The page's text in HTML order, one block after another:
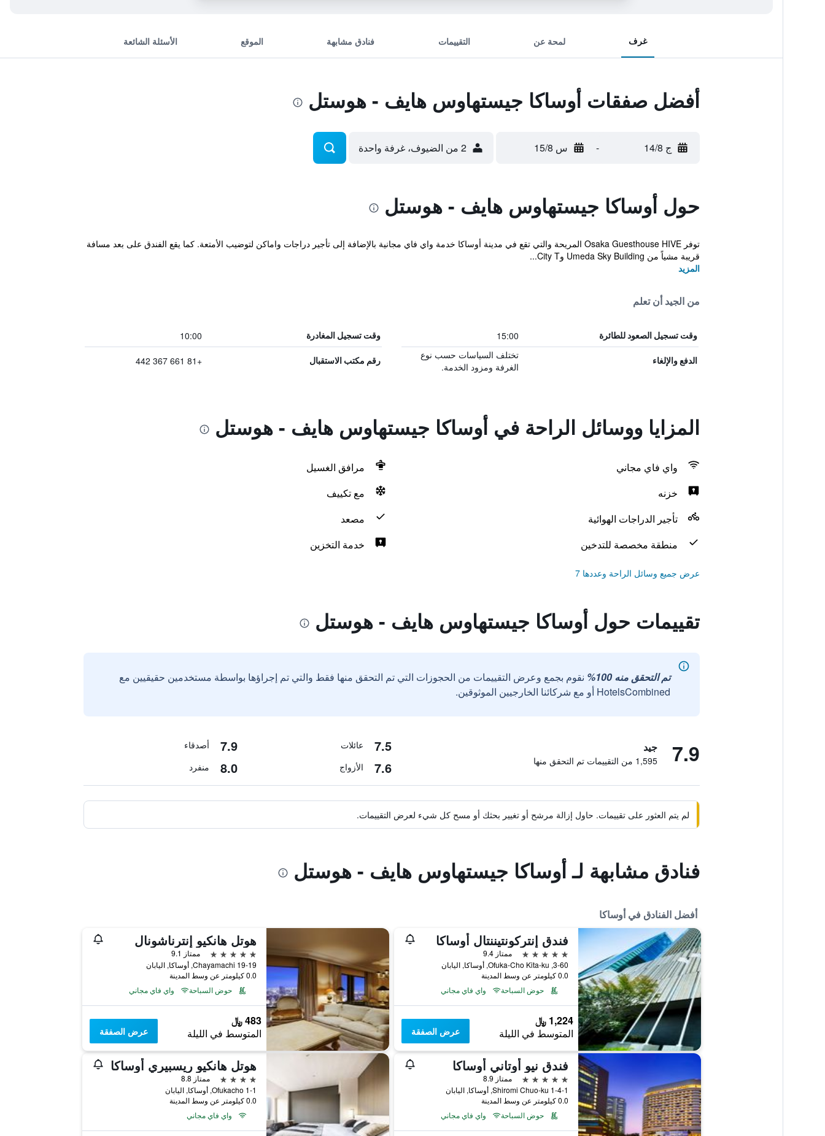
غرف لمحة عن التقييمات فنادق مشابهة الموقع الأسئلة الشائعة
أفضل صفقات أوساكا جيستهاوس هايف - هوستل
ج 14/8 - س 15/8 2 من الضيوف، غرفة واحدة
حول أوساكا جيستهاوس هايف - هوستل
توفر Osaka Guesthouse HIVE المريحة والتي تقع في مدينة أوساكا خدمة واي فاي مجانية بالإضافة إلى تأجير دراجات واماكن لتوضيب الأمتعة. كما يقع الفندق على بعد مسافة
قريبة مشياً من Umeda Sky Building وCity T...
المزيد
من الجيد أن تعلم
وقت تسجيل الصعود للطائرة 15:00 وقت تسجيل المغادرة 10:00
الدفع والإلغاء
تختلف السياسات حسب نوع
الغرفة ومزود الخدمة.
رقم مكتب الاستقبال +81 661 367 442
المزايا ووسائل الراحة في أوساكا جيستهاوس هايف - هوستل
واي فاي مجاني
مرافق الغسيل
خزنه
مع تكييف
تأجير الدراجات الهوائية
مصعد
منطقة مخصصة للتدخين
خدمة التخزين
عرض جميع وسائل الراحة وعددها 7
تقييمات حول أوساكا جيستهاوس هايف - هوستل
تم التحقق منه 100%
نقوم بجمع وعرض التقييمات من الحجوزات التي تم التحقق منها فقط والتي تم إجراؤها بواسطة مستخدمين حقيقيين مع
HotelsCombined أو مع شركائنا الخارجيين الموثوقين.
7.9 جيد
1,595 من التقييمات تم التحقق منها
7.5 عائلات 7.9 أصدقاء
7.6 الأزواج 8.0 منفرد
لم يتم العثور على تقييمات. حاول إزالة مرشح أو تغيير بحثك أو مسح كل شيء لعرض التقييمات.
فنادق مشابهة لـ أوساكا جيستهاوس هايف - هوستل
أفضل الفنادق في أوساكا
فندق إنتركونتيننتال أوساكا
5 نجوم
ممتاز 9.4
3-60, Ofuka-Cho Kita-ku, أوساكا, اليابان
0.0 كيلومتر عن وسط المدينة
حوض السباحة
واي فاي مجاني
1,224 ﷼
المتوسط في الليلة عرض الصفقة
هوتل هانكيو إنترناشونال
5 نجوم
ممتاز 9.1
19-19 Chayamachi, أوساكا, اليابان
0.0 كيلومتر عن وسط المدينة
حوض السباحة
واي فاي مجاني
483 ﷼
المتوسط في الليلة عرض الصفقة
فندق نيو أوتاني أوساكا
5 نجوم
ممتاز 8.9
1-4-1 Shiromi Chuo-ku, أوساكا, اليابان
0.0 كيلومتر عن وسط المدينة
حوض السباحة
واي فاي مجاني
هوتل هانكيو ريسبيري أوساكا
4 نجوم
ممتاز 8.8
1-1 Ofukacho, أوساكا, اليابان
0.0 كيلومتر عن وسط المدينة
واي فاي مجاني